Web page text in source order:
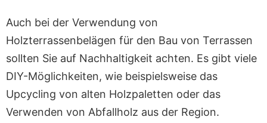
Auch bei der Verwendung von
Holzterrassenbelägen für den Bau von Terrassen
sollten Sie auf Nachhaltigkeit achten. Es gibt viele
DIY-Möglichkeiten, wie beispielsweise das
Upcycling von alten Holzpaletten oder das
Verwenden von Abfallholz aus der Region.